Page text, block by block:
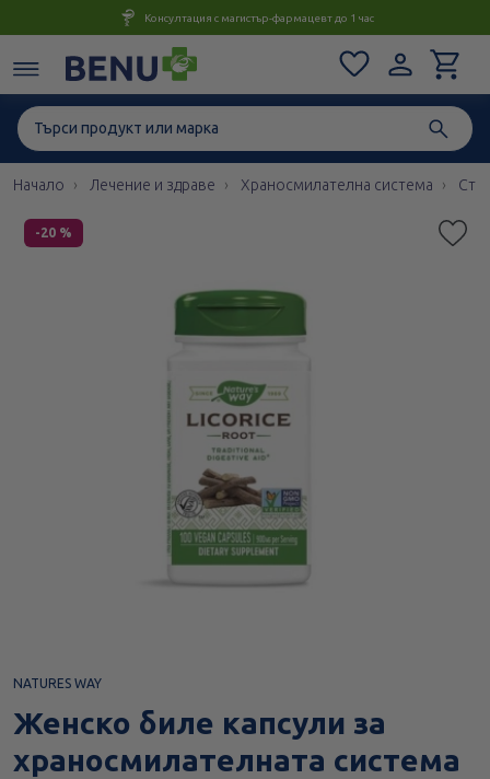
Консултация с магистър-фармацевт до 1 час
Начало Лечение и здраве Храносмилателна система
Етикети
-20 %
NATURES WAY
Женско биле капсули за
храносмилателната система